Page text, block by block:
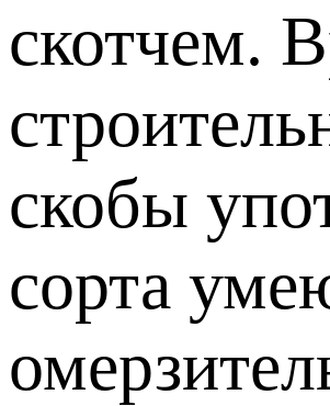
скотчем.
скобы
сорта